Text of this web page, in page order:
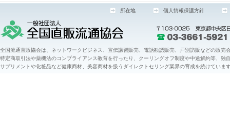
所在地 個人情報保護方針
全国流通直販協会は、ネットワークビジネス、宣伝講習販売、電話勧誘販売、戸別訪販などの販売
特定商取引法や薬機法のコンプライアンス教育を行ったり、クーリングオフ制度や中途解約等、
サプリメントや化粧品など健康商材、美容商材を扱うダイレクトセリング業界の育成を続けていま